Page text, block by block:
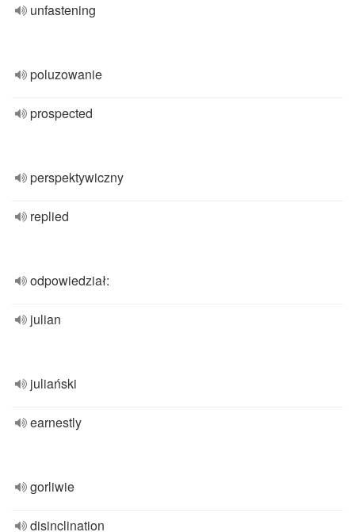
unfastening
poluzowanie
prospected
perspektywiczny
replied
odpowiedział:
julian
juliański
earnestly
gorliwie
disinclination